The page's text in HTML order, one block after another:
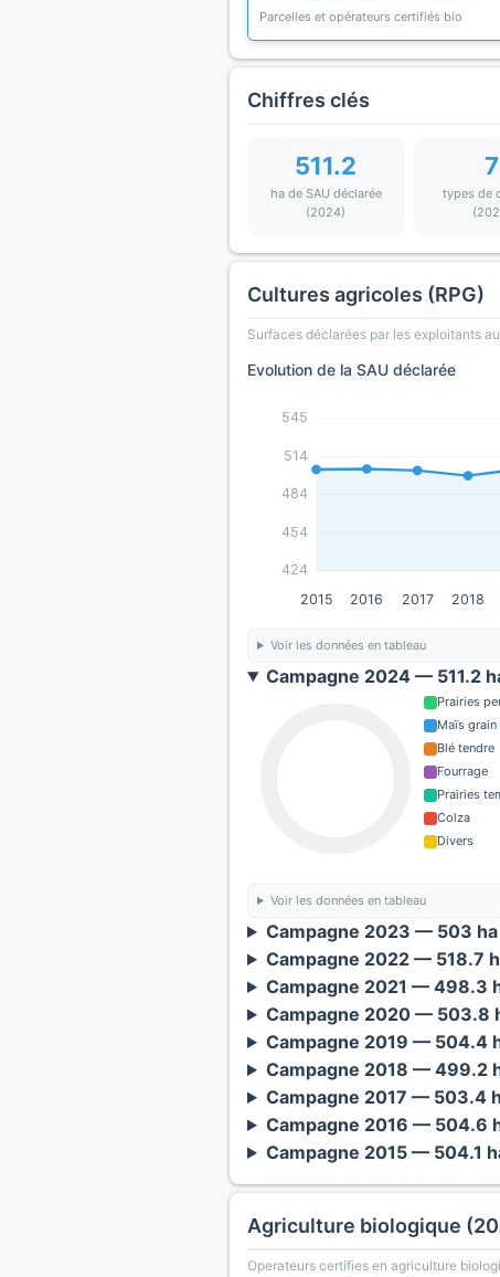
Parcelles et opérateurs certifiés bio
Chiffres clés
511.2
ha de SAU déclarée
(2024)
7
types de
Cultures agricoles (RPG)
Surfaces déclarées par les exploitants
Evolution de la SAU déclarée
424
454
484
514
545
2015 2016 2017 2018
Voir les données en tableau
Campagne 2024 — 511.2
Prairies
Maïs
Blé tendre
Fourrage
Prairies
Colza
Divers
Voir les données en tableau
Campagne 2023 — 503
Campagne 2022 — 518.7
Campagne 2021 — 498.3
Campagne 2020 — 503.8
Campagne 2019 — 504.4
Campagne 2018 — 499.2
Campagne 2017 — 503.4
Campagne 2016 — 504.6
Campagne 2015 — 504.1
Agriculture biologique
Operateurs certifies en agriculture